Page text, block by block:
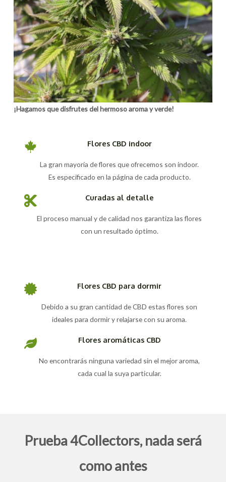
¡Hagamos que disfrutes del hermoso aroma y verde!
Flores CBD indoor
La gran mayoría de flores que ofrecemos son indoor.
Es especificado en la página de cada producto.
Curadas al detalle
El proceso manual y de calidad nos garantiza las flores
con un resultado óptimo.
Flores CBD para dormir
Debido a su gran cantidad de CBD estas flores son
ideales para dormir y relajarse con su aroma.
Flores aromáticas CBD
No encontrarás ninguna variedad sin el mejor aroma,
cada cual la suya particular.
Prueba 4Collectors, nada será
como antes